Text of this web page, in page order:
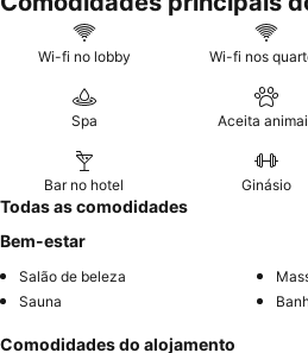
Wi-fi no lobby Wi-fi nos
Spa Aceita
Bar no hotel Ginásio
Todas as comodidades
Bem-estar
Salão de beleza
Sauna
Comodidades do alojamento